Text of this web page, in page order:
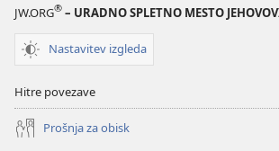
JW.ORG® – URADNO SPLETNO MESTO
Nastavitev izgleda
Hitre povezave
Prošnja za obisk